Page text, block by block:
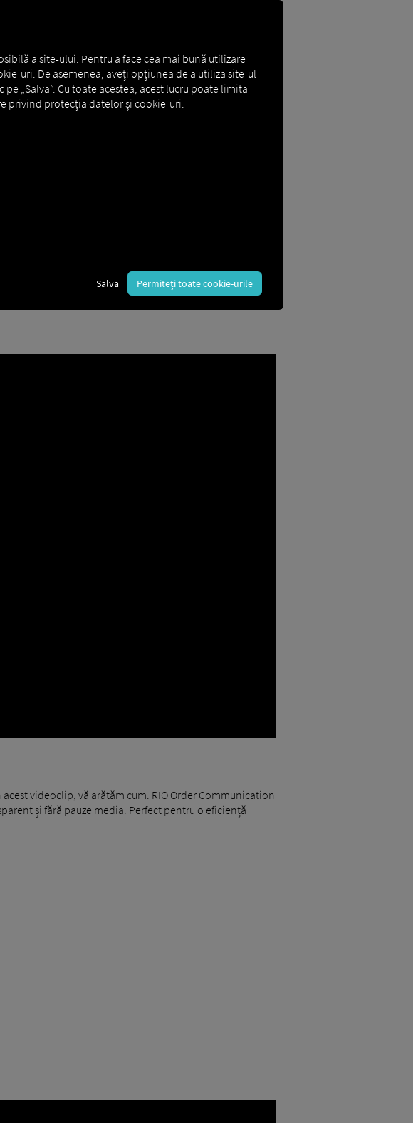
a lungul întregului lanț de aprovizionare mai rapidă, mai
videoclip, vă arătăm cum. RIO Order Communication
și fără pauze media. Perfect pentru o eficiență
a site-ului. Pentru a face cea mai bună utilizare
uri. De asemenea, aveți opțiunea de a utiliza site-ul
„Salva”. Cu toate acestea, acest lucru poate limita
privind protecția datelor și cookie-uri.
Salva Permiteți toate cookie-urile